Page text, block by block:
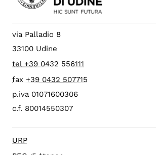
via Palladio 8
33100 Udine
tel +39 0432 556111
fax +39 0432 507715
p.iva 01071600306
c.f. 80014550307
URP